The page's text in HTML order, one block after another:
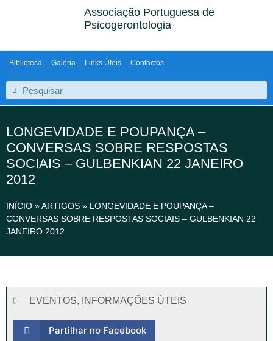
Associação Portuguesa de
Psicogerontologia
Biblioteca Galeria Links Úteis Contactos
LONGEVIDADE E POUPANÇA –
CONVERSAS SOBRE RESPOSTAS
SOCIAIS – GULBENKIAN 22 JANEIRO
2012
INÍCIO »ARTIGOS » LONGEVIDADE E POUPANÇA –
CONVERSAS SOBRE RESPOSTAS SOCIAIS – GULBENKIAN 22
JANEIRO 2012
EVENTOS, INFORMAÇÕES ÚTEIS
Partilhar no Facebook